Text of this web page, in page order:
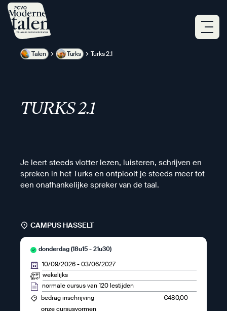
Overslaan
naar
Talen Turks Turks 2.1
TURKS 2.1
Je leert steeds vlotter lezen, luisteren, schrijven en
spreken in het Turks en ontplooit je steeds meer tot
een onafhankelijke spreker van de taal.
CAMPUS HASSELT
donderdag (18u15 - 21u30)
10/09/2026-03/06/2027
wekelijks
normale cursus van 120 lestijden
bedrag inschrijving
€480,00
onze cursusvormen